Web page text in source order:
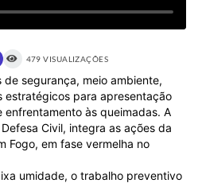
479 VISUALIZAÇÕES
segurança, meio ambiente,
estratégicos para apresentação
às queimadas. A
Civil, integra as ações da
Fogo, em fase vermelha no
umidade, o trabalho preventivo